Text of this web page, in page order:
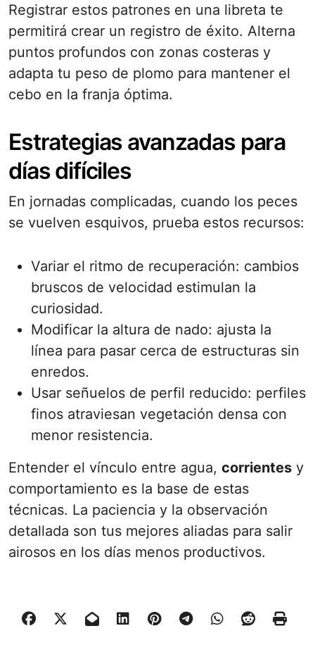
Registrar estos patrones en una libreta te
permitirá crear un registro de éxito. Alterna
puntos profundos con zonas costeras y
adapta tu peso de plomo para mantener el
cebo en la franja óptima.
Estrategias avanzadas para
días difíciles
En jornadas complicadas, cuando los peces
se vuelven esquivos, prueba estos recursos:
Variar el ritmo de recuperación: cambios
bruscos de velocidad estimulan la
curiosidad.
Modificar la altura de nado: ajusta la
línea para pasar cerca de estructuras sin
enredos.
Usar señuelos de perfil reducido: perfiles
finos atraviesan vegetación densa con
menor resistencia.
Entender el vínculo entre agua, corrientes y
comportamiento es la base de estas
técnicas. La paciencia y la observación
detallada son tus mejores aliadas para salir
airosos en los días menos productivos.